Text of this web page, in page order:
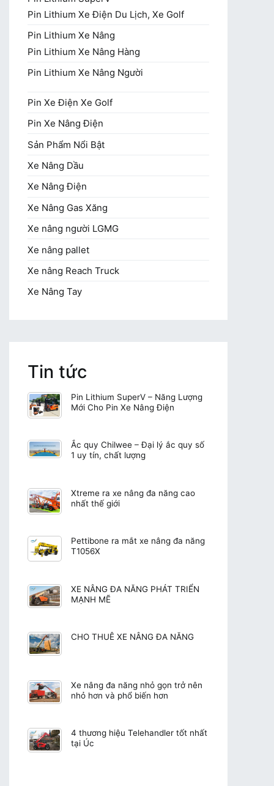
Pin Lithium Xe Điện Du Lịch, Xe Golf
Pin Lithium Xe Nâng
Pin Lithium Xe Nâng Hàng
Pin Lithium Xe Nâng Người
Pin Xe Điện Xe Golf
Pin Xe Nâng Điện
Sản Phẩm Nổi Bật
Xe Nâng Dầu
Xe Nâng Điện
Xe Nâng Gas Xăng
Xe nâng người LGMG
Xe nâng pallet
Xe nâng Reach Truck
Xe Nâng Tay
Tin tức
Pin Lithium SuperV – Năng Lượng
Mới Cho Pin Xe Nâng Điện
Ắc quy Chilwee – Đại lý ắc quy số
1 uy tín, chất lượng
Xtreme ra xe nâng đa năng cao
nhất thế giới
Pettibone ra mắt xe nâng đa năng
T1056X
XE NÂNG ĐA NĂNG PHÁT TRIỂN
MẠNH MẼ
CHO THUÊ XE NÂNG ĐA NĂNG
Xe nâng đa năng nhỏ gọn trở nên
nhỏ hơn và phổ biến hơn
4 thương hiệu Telehandler tốt nhất
tại Úc